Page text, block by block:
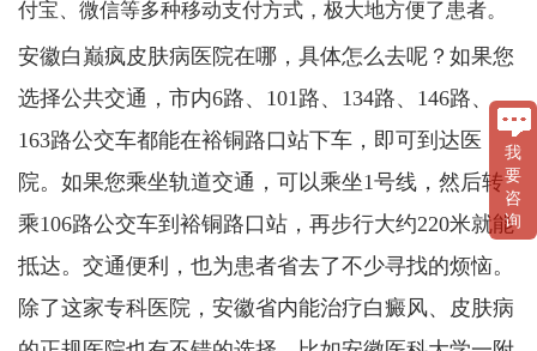
付宝、微信等多种移动支付方式，极大地方便了患者。
安徽白巅疯皮肤病医院在哪，具体怎么去呢？如果您
选择公共交通，市内6路、101路、134路、146路、
163路公交车都能在裕铜路口站下车，即可到达医
院。如果您乘坐轨道交通，可以乘坐1号线，然后转
乘106路公交车到裕铜路口站，再步行大约220米就能
抵达。交通便利，也为患者省去了不少寻找的烦恼。
除了这家专科医院，安徽省内能治疗白癜风、皮肤病
我
要
咨
询